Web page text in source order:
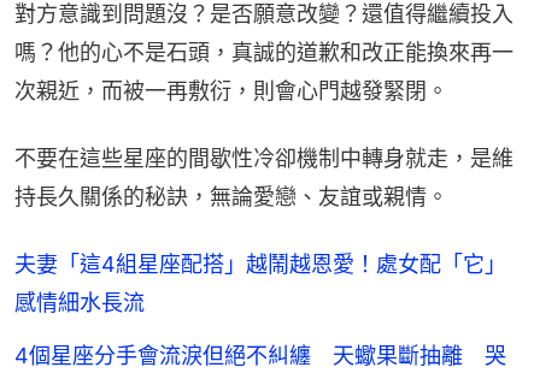
對方意識到問題沒？是否願意改變？還值得繼續投入
嗎？他的心不是石頭，真誠的道歉和改正能換來再一
次親近，而被一再敷衍，則會心門越發緊閉。
不要在這些星座的間歇性冷卻機制中轉身就走，是維
持長久關係的秘訣，無論愛戀、友誼或親情。
夫妻「這4組星座配搭」越鬧越恩愛！處女配「它」
感情細水長流
4個星座分手會流淚但絕不糾纏 天蠍果斷抽離 哭